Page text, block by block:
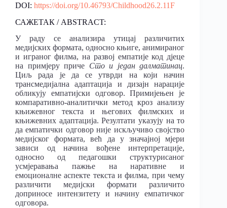
DOI: https://doi.org/10.46793/Childhood26.2.11F
САЖЕТАК / ABSTRACT:
У раду се анализира утицај различитих
медијских формата, односно књиге, анимираног
и играног филма, на развој емпатије код дјеце
на примјеру приче Сто и један далматинац.
Циљ рада је да се утврди на који начин
трансмедијална адаптација и дизајн нарације
обликују емпатијски одговор. Примијењен је
компаративно-аналитички метод кроз анализу
књижевног текста и његових филмских и
књижевних адаптација. Резултати указују на то
да емпатички одговор није искључиво својство
медијског формата, већ да у значајној мјери
зависи од начина вођене интерпретације,
односно од педагошки структурисаног
усмјеравања пажње на наративне и
емоционалне аспекте текста и филма, при чему
различити медијски формати различито
доприносе интензитету и начину емпатичког
одговора.